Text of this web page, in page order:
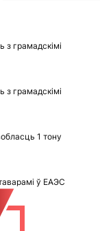
з грамадскімі
з грамадскімі
1 тону
ў ЕАЭС